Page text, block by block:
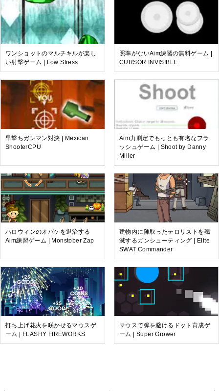
ワンショットのマルチキルが楽し
い射撃ゲーム | Low Stress
照準がないAim練習の無料ゲーム |
CURSOR INVISIBLE
早撃ちガンマン対決 | Mexican
ShooterCPU
Aim力測定でもっとも有名なフラ
ッシュゲーム | Shoot by Danny
Miller
ハロウィンのオバケを退治する
Aim練習ゲーム | Monstober Zap
建物内に陣取ったテロリストを殲
滅するガンシューティング | Elite
SWAT Commander
打ち上げ花火を咲かせるマウスゲ
ーム | FLASHY FIREWORKS
マウスで弾を避けるドット育成ゲ
ーム | Super Grower